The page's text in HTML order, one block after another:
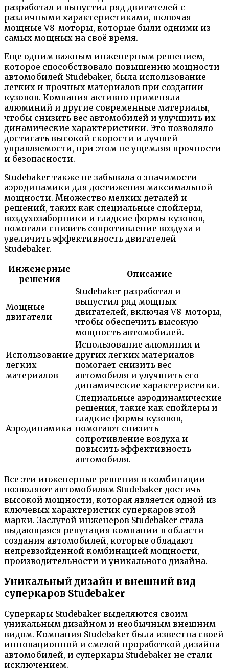
разработал и выпустил ряд двигателей с
различными характеристиками, включая
мощные V8-моторы, которые были одними из
самых мощных на своё время.
Еще одним важным инженерным решением,
которое способствовало повышению мощности
автомобилей Studebaker, была использование
легких и прочных материалов при создании
кузовов. Компания активно применяла
алюминий и другие современные материалы,
чтобы снизить вес автомобилей и улучшить их
динамические характеристики. Это позволяло
достигать высокой скорости и лучшей
управляемости, при этом не ущемляя прочности
и безопасности.
Studebaker также не забывала о значимости
аэродинамики для достижения максимальной
мощности. Множество мелких деталей и
решений, таких как специальные спойлеры,
воздухозаборники и гладкие формы кузовов,
помогали снизить сопротивление воздуха и
увеличить эффективность двигателей
Studebaker.
Инженерные
решения
Описание
Мощные
двигатели
Studebaker разработал и
выпустил ряд мощных
двигателей, включая V8-моторы,
чтобы обеспечить высокую
мощность автомобилей.
Использование
легких
материалов
Использование алюминия и
других легких материалов
помогает снизить вес
автомобиля и улучшить его
динамические характеристики.
Аэродинамика
Специальные аэродинамические
решения, такие как спойлеры и
гладкие формы кузовов,
помогают снизить
сопротивление воздуха и
повысить эффективность
автомобиля.
Все эти инженерные решения в комбинации
позволяют автомобилям Studebaker достичь
высокой мощности, которая является одной из
ключевых характеристик суперкаров этой
марки. Заслугой инженеров Studebaker стала
выдающаяся репутация компании в области
создания автомобилей, которые обладают
непревзойденной комбинацией мощности,
производительности и уникального дизайна.
Уникальный дизайн и внешний вид
суперкаров Studebaker
Суперкары Studebaker выделяются своим
уникальным дизайном и необычным внешним
видом. Компания Studebaker была известна своей
инновационной и смелой проработкой дизайна
автомобилей, и суперкары Studebaker не стали
исключением.